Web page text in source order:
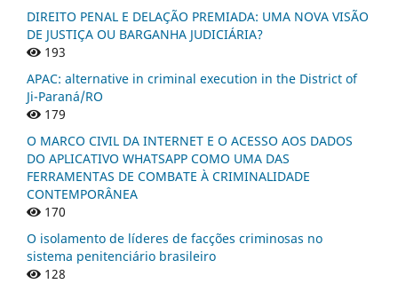
DIREITO PENAL E DELAÇÃO PREMIADA: UMA NOVA VISÃO
DE JUSTIÇA OU BARGANHA JUDICIÁRIA?
193
APAC: alternative in criminal execution in the District of
Ji-Paraná/RO
179
O MARCO CIVIL DA INTERNET E O ACESSO AOS DADOS
DO APLICATIVO WHATSAPP COMO UMA DAS
FERRAMENTAS DE COMBATE À CRIMINALIDADE
CONTEMPORÂNEA
170
O isolamento de líderes de facções criminosas no
sistema penitenciário brasileiro
128